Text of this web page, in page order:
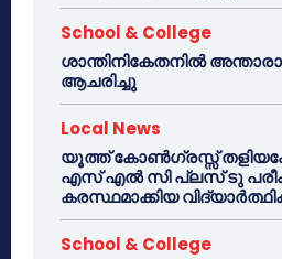
School & College
ശാന്തിനികേതനിൽ
ആചരിച്ചു
Local News
യൂത്ത് കോൺഗ്രസ്സ്
എസ് എൽ സി പ്ലസ് ടു
കരസ്ഥമാക്കിയ
School & College